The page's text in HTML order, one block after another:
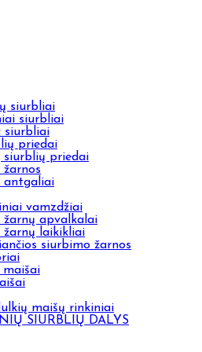
siurbliai
siurbliai
siurbliai
priedai
siurblių priedai
antgaliai
vamzdžiai
žarnų apvalkalai
žarnų laikikliai
siurbimo žarnos
maišų rinkiniai
SIURBLIŲ DALYS